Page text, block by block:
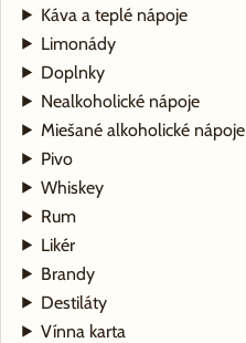
Káva a teplé nápoje
Limonády
Doplnky
Nealkoholické nápoje
Miešané alkoholické nápoje
Pivo
Whiskey
Rum
Likér
Brandy
Destiláty
Vínna karta